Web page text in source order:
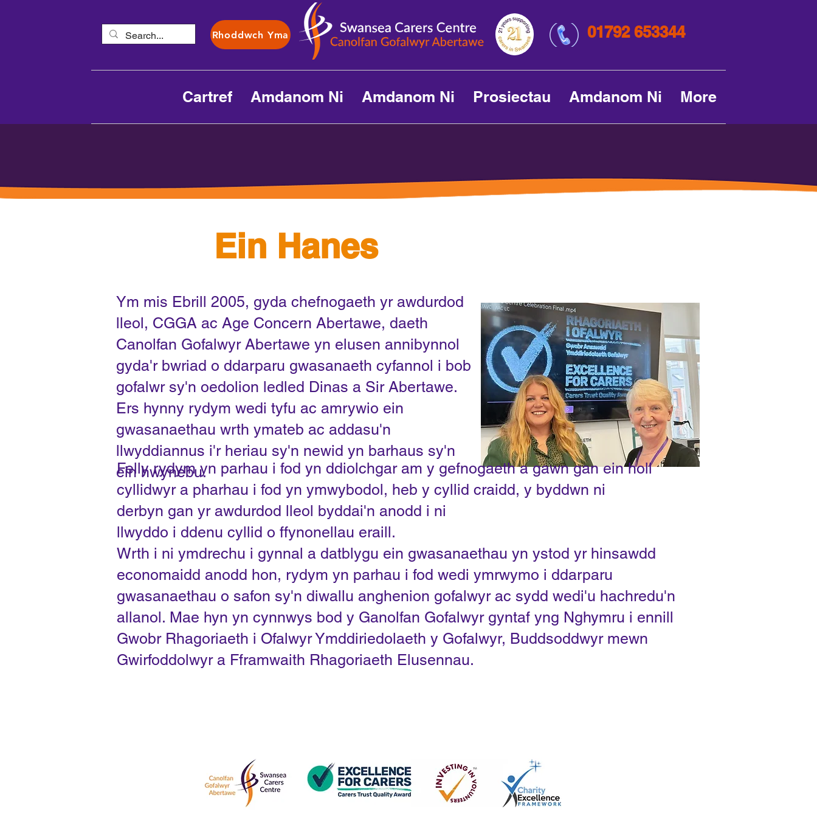
Rhoddwch Yma 01792 653344
Cartref Amdanom Ni Amdanom Ni Prosiectau Amdanom Ni More
Ym mis Ebrill 2005, gyda chefnogaeth yr awdurdod
lleol, CGGA ac Age Concern Abertawe, daeth
Canolfan Gofalwyr Abertawe yn elusen annibynnol
gyda'r bwriad o ddarparu gwasanaeth cyfannol i bob
gofalwr sy'n oedolion ledled Dinas a Sir Abertawe.
Ers hynny rydym wedi tyfu ac amrywio ein
gwasanaethau wrth ymateb ac addasu'n
llwyddiannus i'r heriau sy'n newid yn barhaus sy'n
ein hwynebu.
Felly rydym yn parhau i fod yn ddiolchgar am y gefnogaeth a gawn gan ein holl
cyllidwyr a pharhau i fod yn ymwybodol, heb y cyllid craidd, y byddwn ni
derbyn gan yr awdurdod lleol byddai'n anodd i ni
llwyddo i ddenu cyllid o ffynonellau eraill.
Wrth i ni ymdrechu i gynnal a datblygu ein gwasanaethau yn ystod yr hinsawdd
economaidd anodd hon, rydym yn parhau i fod wedi ymrwymo i ddarparu
gwasanaethau o safon sy'n diwallu anghenion gofalwyr ac sydd wedi'u hachredu'n
allanol. Mae hyn yn cynnwys bod y Ganolfan Gofalwyr gyntaf yng Nghymru i ennill
Gwobr Rhagoriaeth i Ofalwyr Ymddiriedolaeth y Gofalwyr, Buddsoddwyr mewn
Gwirfoddolwyr a Fframwaith Rhagoriaeth Elusennau.
Ein Hanes